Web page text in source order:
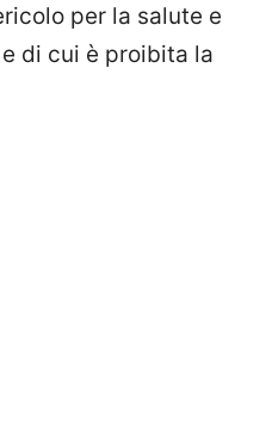
per la salute e
di cui è proibita la